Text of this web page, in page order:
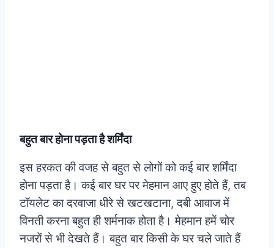
बहुत बार होना पड़ता है शर्मिंदा
इस हरकत की वजह से बहुत से लोगों को कई बार शर्मिंदा
होना पड़ता है। कई बार घर पर मेहमान आए हुए होते हैं, तब
टॉयलेट का दरवाजा धीरे से खटखटाना, दबी आवाज में
विनती करना बहुत ही शर्मनाक होता है। मेहमान हमें चोर
नजरों से भी देखते हैं। बहुत बार किसी के घर चले जाते हैं